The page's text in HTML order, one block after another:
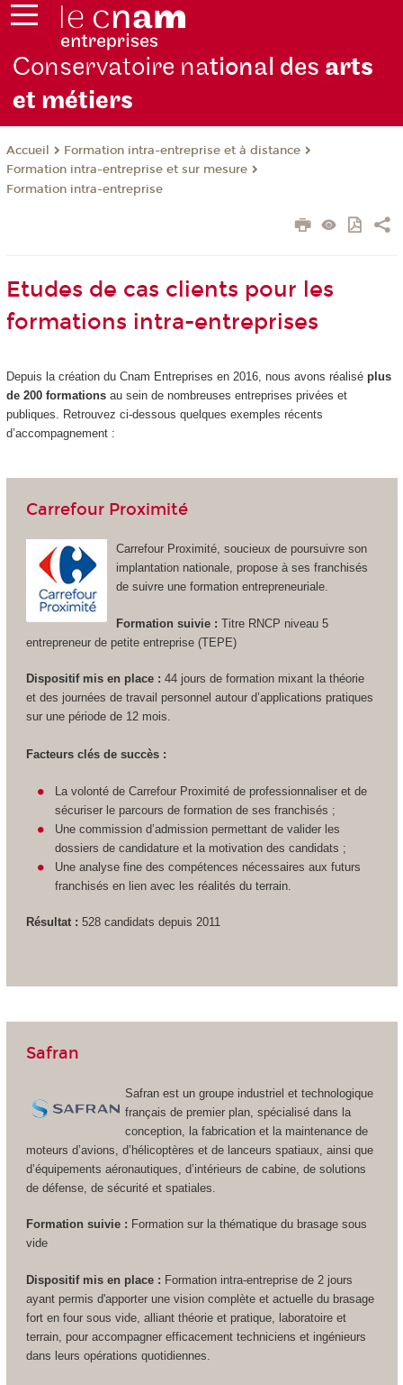
Conservatoire national des arts
et métiers
Accueil
Formation intra-entreprise et à distance
Formation intra-entreprise et sur mesure
Formation intra-entreprise
Etudes de cas clients pour les
formations intra-entreprises
Depuis la création du Cnam Entreprises en 2016, nous avons réalisé plus
de 200 formationsau sein de nombreuses entreprises privées et
publiques. Retrouvez ci-dessous quelques exemples récents
d’accompagnement :
Carrefour Proximité
Carrefour Proximité, soucieux de poursuivre son
implantation nationale, propose à ses franchisés
de suivre une formation entrepreneuriale.
Formation suivie : Titre RNCP niveau 5
entrepreneur de petite entreprise (TEPE)
Dispositif mis en place : 44 jours de formation mixant la théorie
et des journées de travail personnel autour d’applications pratiques
sur une période de 12 mois.
Facteurs clés de succès :
La volonté de Carrefour Proximité de professionnaliser et de
sécuriser le parcours de formation de ses franchisés ;
Une commission d’admission permettant de valider les
dossiers de candidature et la motivation des candidats ;
Une analyse fine des compétences nécessaires aux futurs
franchisés en lien avec les réalités du terrain.
Résultat : 528 candidats depuis 2011
Safran
Safran est un groupe industriel et technologique
français de premier plan, spécialisé dans la
conception, la fabrication et la maintenance de
moteurs d’avions, d’hélicoptères et de lanceurs spatiaux, ainsi que
d’équipements aéronautiques, d’intérieurs de cabine, de solutions
de défense, de sécurité et spatiales.
Formation suivie : Formation sur la thématique du brasage sous
vide
Dispositif mis en place : Formation intra-entreprise de 2 jours
ayant permis d'apporter une vision complète et actuelle du brasage
fort en four sous vide, alliant théorie et pratique, laboratoire et
terrain, pour accompagner efficacement techniciens et ingénieurs
dans leurs opérations quotidiennes.